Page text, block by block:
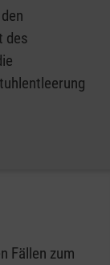
des
Fällen zum